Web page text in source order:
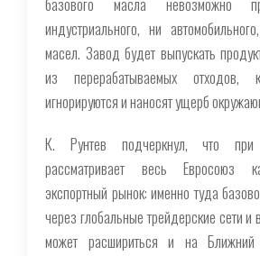
индустриального, ни
масел. Завод будет выпускать
из перерабатываемых отходов,
игнорируются и наносят ущерб
К. Рунтев подчеркнул, что
рассматривает весь Евросоюз
экспортный рынок: именно туда
через глобальные трейдерские сети
может расшириться и на Ближний